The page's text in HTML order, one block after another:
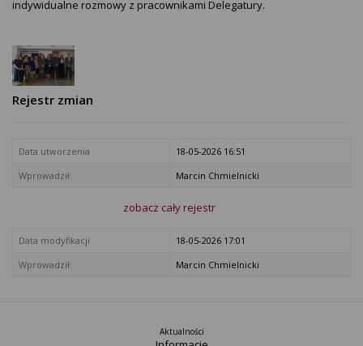
indywidualne rozmowy z pracownikami Delegatury.
Rejestr zmian
Data utworzenia
18-05-2026 16:51
Wprowadził:
Marcin Chmielnicki
zobacz cały rejestr
Data modyfikacji
18-05-2026 17:01
Wprowadził:
Marcin Chmielnicki
Aktualności